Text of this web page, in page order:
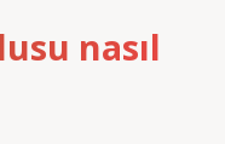
nasıl